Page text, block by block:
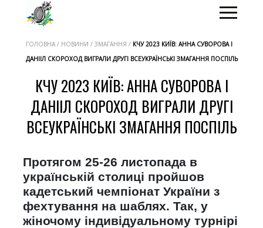
ГОЛОВНА / НОВИНИ / ЗМАГАННЯ / КЧУ 2023 КИЇВ: АННА СУВОРОВА І
ДАНІІЛ СКОРОХОД ВИГРАЛИ ДРУГІ ВСЕУКРАЇНСЬКІ ЗМАГАННЯ ПОСПІЛЬ
КЧУ 2023 КИЇВ: АННА СУВОРОВА І
ДАНІІЛ СКОРОХОД ВИГРАЛИ ДРУГІ
ВСЕУКРАЇНСЬКІ ЗМАГАННЯ ПОСПІЛЬ
Протягом 25-26 листопада в
українській столиці пройшов
кадетський чемпіонат України з
фехтування на шаблях. Так, у
жіночому індивідуальному турнірі